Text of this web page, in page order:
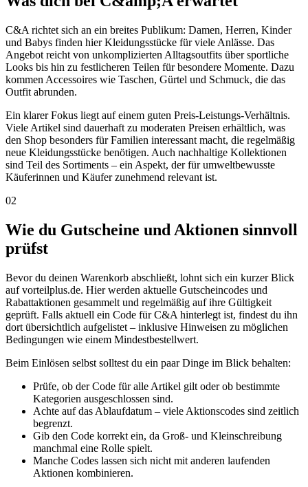
C&A richtet sich an ein breites Publikum: Damen, Herren, Kinder
und Babys finden hier Kleidungsstücke für viele Anlässe. Das
Angebot reicht von unkomplizierten Alltagsoutfits über sportliche
Looks bis hin zu festlicheren Teilen für besondere Momente. Dazu
kommen Accessoires wie Taschen, Gürtel und Schmuck, die das
Outfit abrunden.
Ein klarer Fokus liegt auf einem guten Preis-Leistungs-Verhältnis.
Viele Artikel sind dauerhaft zu moderaten Preisen erhältlich, was
den Shop besonders für Familien interessant macht, die regelmäßig
neue Kleidungsstücke benötigen. Auch nachhaltige Kollektionen
sind Teil des Sortiments – ein Aspekt, der für umweltbewusste
Käuferinnen und Käufer zunehmend relevant ist.
02
Wie du Gutscheine und Aktionen sinnvoll
prüfst
Bevor du deinen Warenkorb abschließt, lohnt sich ein kurzer Blick
auf vorteilplus.de. Hier werden aktuelle Gutscheincodes und
Rabattaktionen gesammelt und regelmäßig auf ihre Gültigkeit
geprüft. Falls aktuell ein Code für C&A hinterlegt ist, findest du ihn
dort übersichtlich aufgelistet – inklusive Hinweisen zu möglichen
Bedingungen wie einem Mindestbestellwert.
Beim Einlösen selbst solltest du ein paar Dinge im Blick behalten:
Prüfe, ob der Code für alle Artikel gilt oder ob bestimmte
Kategorien ausgeschlossen sind.
Achte auf das Ablaufdatum – viele Aktionscodes sind zeitlich
begrenzt.
Gib den Code korrekt ein, da Groß- und Kleinschreibung
manchmal eine Rolle spielt.
Manche Codes lassen sich nicht mit anderen laufenden
Aktionen kombinieren.